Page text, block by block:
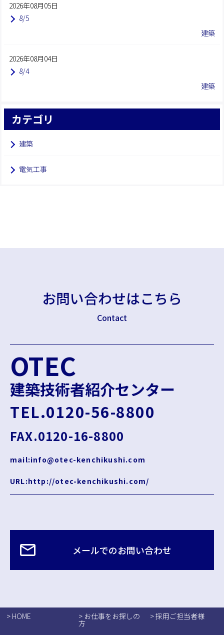
2026年08月05日
8/5
建築
2026年08月04日
8/4
建築
カテゴリ
建築
電気工事
お問い合わせはこちら
Contact
OTEC
建築技術者紹介センター
TEL.0120-56-8800
FAX.0120-16-8800
mail:info@otec-kenchikushi.com
URL:http://otec-kenchikushi.com/
メールでのお問い合わせ
> HOME > お仕事をお探しの
方
> 採用ご担当者様